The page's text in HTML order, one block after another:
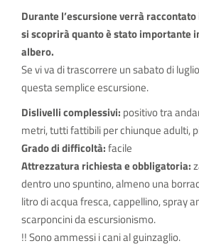
Durante l’escursione verrà raccontato
si scoprirà quanto è stato importante
albero.
Se vi va di trascorrere un sabato di
questa semplice escursione.
Dislivelli complessivi: positivo tra
metri, tutti fattibili per chiunque adulti,
Grado di difficoltà:facile
Attrezzatura richiesta e obbligatoria:
dentro uno spuntino, almeno una
litro di acqua fresca, cappellino, spray
scarponcini da escursionismo.
!! Sono ammessi i cani al guinzaglio.